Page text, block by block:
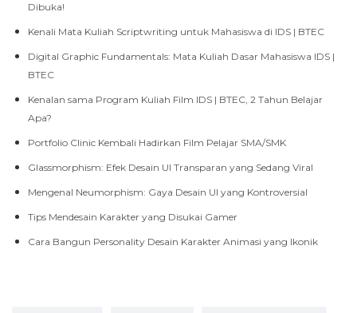
Dibuka!
Kenali Mata Kuliah Scriptwriting untuk Mahasiswa di IDS | BTEC
Digital Graphic Fundamentals: Mata Kuliah Dasar Mahasiswa IDS |
BTEC
Kenalan sama Program Kuliah Film IDS | BTEC, 2 Tahun Belajar
Apa?
Portfolio Clinic Kembali Hadirkan Film Pelajar SMA/SMK
Glassmorphism: Efek Desain UI Transparan yang Sedang Viral
Mengenal Neumorphism: Gaya Desain UI yang Kontroversial
Tips Mendesain Karakter yang Disukai Gamer
Cara Bangun Personality Desain Karakter Animasi yang Ikonik